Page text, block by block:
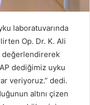
laboratuvarında
Op. Dr. K. Ali
değerlendirerek
dediğimiz uyku
veriyoruz.” dedi.
altını çizen